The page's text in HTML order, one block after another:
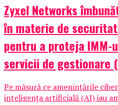
Zyxel Networks
în materie de
pentru a proteja
servicii de gestionare
Pe măsură ce amenințările
inteligența artificială (AI) iau